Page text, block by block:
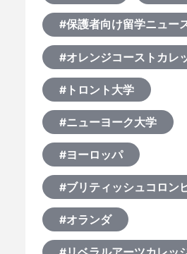
#保護者向け留学ニュー
#オレンジコーストカレ
#トロント大学
#ニューヨーク大学
#ヨーロッパ
#ブリティッシュコロン
#オランダ